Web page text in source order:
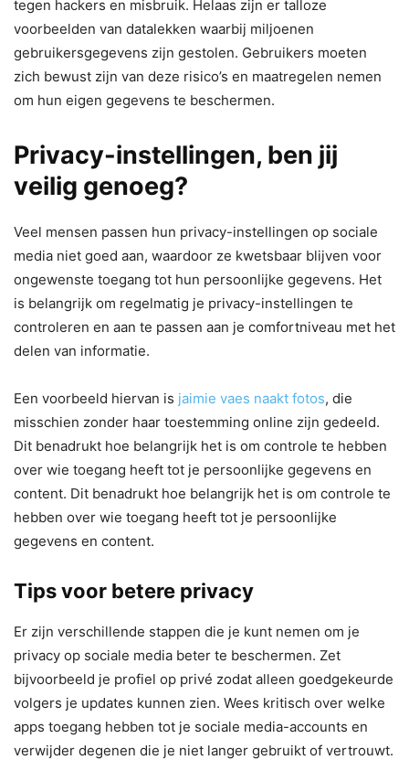
tegen hackers en misbruik. Helaas zijn er talloze
voorbeelden van datalekken waarbij miljoenen
gebruikersgegevens zijn gestolen. Gebruikers moeten
zich bewust zijn van deze risico’s en maatregelen nemen
om hun eigen gegevens te beschermen.
Privacy-instellingen, ben jij
veilig genoeg?
Veel mensen passen hun privacy-instellingen op sociale
media niet goed aan, waardoor ze kwetsbaar blijven voor
ongewenste toegang tot hun persoonlijke gegevens. Het
is belangrijk om regelmatig je privacy-instellingen te
controleren en aan te passen aan je comfortniveau met het
delen van informatie.
Een voorbeeld hiervan is jaimie vaes naakt fotos, die
misschien zonder haar toestemming online zijn gedeeld.
Dit benadrukt hoe belangrijk het is om controle te hebben
over wie toegang heeft tot je persoonlijke gegevens en
content. Dit benadrukt hoe belangrijk het is om controle te
hebben over wie toegang heeft tot je persoonlijke
gegevens en content.
Tips voor betere privacy
Er zijn verschillende stappen die je kunt nemen om je
privacy op sociale media beter te beschermen. Zet
bijvoorbeeld je profiel op privé zodat alleen goedgekeurde
volgers je updates kunnen zien. Wees kritisch over welke
apps toegang hebben tot je sociale media-accounts en
verwijder degenen die je niet langer gebruikt of vertrouwt.